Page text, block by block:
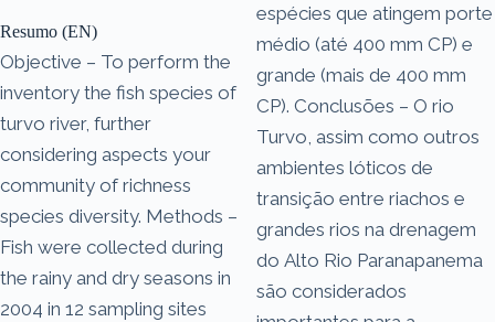
Resumo (EN)
Objective – To perform the
inventory the fish species of
turvo river, further
considering aspects your
community of richness
species diversity. Methods –
Fish were collected during
the rainy and dry seasons in
2004 in 12 sampling sites
espécies que atingem porte
médio (até 400 mm CP) e
grande (mais de 400 mm
CP). Conclusões – O rio
Turvo, assim como outros
ambientes lóticos de
transição entre riachos e
grandes rios na drenagem
do Alto Rio Paranapanema
são considerados